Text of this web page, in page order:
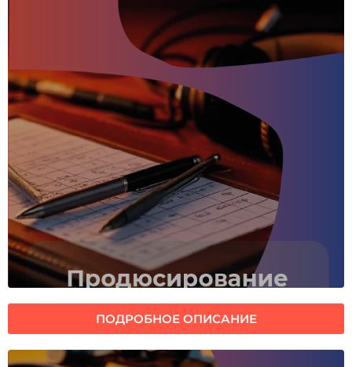
ПОДРОБНОЕ ОПИСАНИЕ